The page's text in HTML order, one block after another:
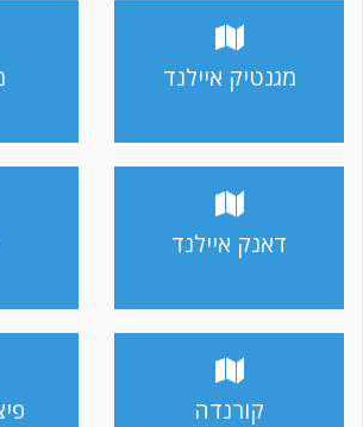
מגנטיק איילנד
דאנק איילנד
קורנדה